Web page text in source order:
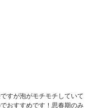
すが泡がモチモチしていて
おすすめです！思春期のみ